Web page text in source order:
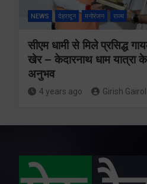
NEWS देहरादून मनोरंजन राज्य
सीएम धामी से मिले प्रसिद्ध
खेर – केदारनाथ धाम यात्रा
अनुभव
4 years ago Girish